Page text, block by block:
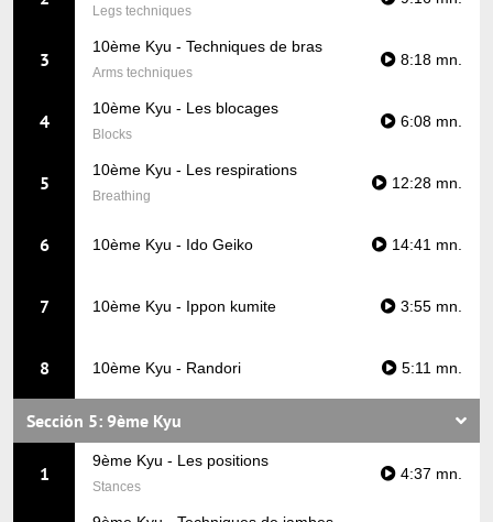
Legs techniques
3
10ème Kyu - Techniques de bras
Arms techniques
8:18 mn.
4
10ème Kyu - Les blocages
Blocks
6:08 mn.
5
10ème Kyu - Les respirations
Breathing
12:28 mn.
6 10ème Kyu - Ido Geiko 14:41 mn.
7 10ème Kyu - Ippon kumite 3:55 mn.
8 10ème Kyu - Randori 5:11 mn.
Sección 5: 9ème Kyu
1
9ème Kyu - Les positions
Stances
4:37 mn.